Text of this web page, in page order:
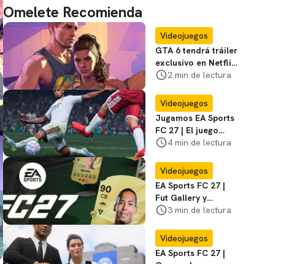
Omelete Recomienda
Videojuegos
GTA 6 tendrá tráiler
exclusivo en Netflix:
te contamos
2 min de lectura
Videojuegos
Jugamos EA Sports
FC 27 | El juego
cumple sus
algunos excesos
4 min de lectura
Videojuegos
EA Sports FC 27 |
Fut Gallery y
principales
cambios
3 min de lectura
Videojuegos
EA Sports FC 27 |